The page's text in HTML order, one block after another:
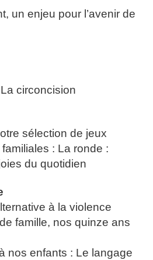
un enjeu pour l’avenir de
circoncision
sélection de jeux
: La ronde :
du quotidien
à la violence
famille, nos quinze ans
nos enfants : Le langage